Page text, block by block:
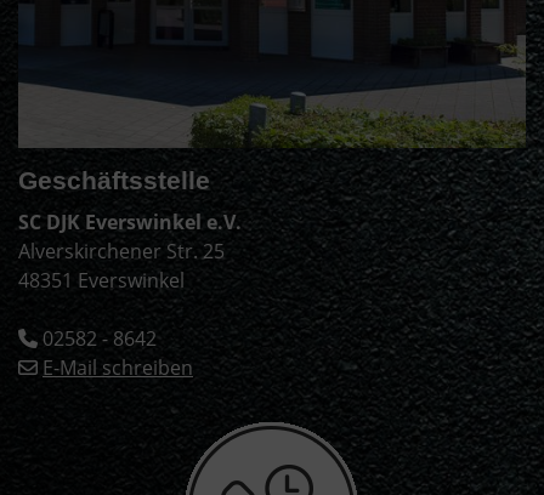
Geschäftsstelle
SC DJK Everswinkel e.V.
Alverskirchener Str. 25
48351 Everswinkel
02582 - 8642
E-Mail schreiben